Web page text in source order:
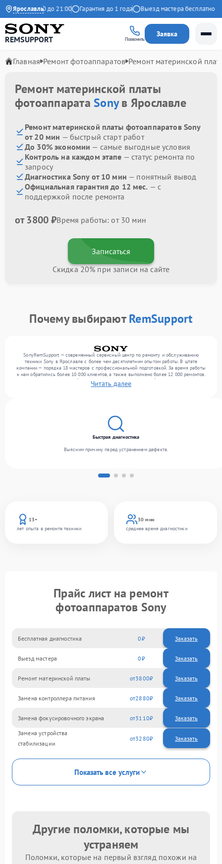
Ярославль
с 09:00 до 21:00 Гарантия до 1 года Выезд мастера бесплатно
REMSUPPORT Позвонить
Заявка
Главная Ремонт фотоаппаратов Ремонт материнской
Ремонт материнской платы
фотоаппаратаSonyв Ярославле
Ремонт материнской платы фотоаппаратов Sony
от 20 мин — быстрый старт работ
До 30% экономии — самые выгодные условия
Контроль на каждом этапе — статус ремонта по
запросу
Диагностика Sony от 10 мин — понятный вывод
Официальная гарантия до 12 мес. — с
поддержкой после ремонта
от 3800 ₽Время работы: от 30 мин
Записаться
Скидка 20% при записи на сайте
Почему выбираютRemSupport
SonyRemSupport — современный сервисный центр по ремонту и обслуживанию
техники Sony в Ярославле с более чем десятилетним опытом работы. В штате
компании — порядка 18 мастеров с профессиональной подготовкой. За время работы
к нам обратились более 10 000 клиентов, а также выполнено более 12 000 ремонтов.
Ежемесячно в сервисный центр поступает более 300 устройств, включая , , . Мы
работаем с широким спектром неисправностей и обеспечиваем надежный результат
Читать далее
13+
лет опыта в ремонте техники
30 мин
среднее время диагностики
Быстрая диагностика
Выясним причину перед устранением дефекта.
Прайс лист на ремонт
фотоаппаратов Sony
Бесплатная диагностика 0 Заказать
Выезд мастера 0 Заказать
Ремонт материнской платы 3800
Замена контроллера питания 2880
Замена фокусировочного экрана 3110
Замена устройства
стабилизации
3280
Показать все услуги
Другие поломки, которые мы
устраняем
Поломки, которые на первый взгляд похожи на